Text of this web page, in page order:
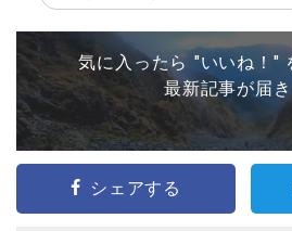
気に入ったら "いいね！"
最新記事が届き
シェアする